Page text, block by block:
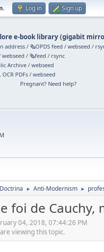
. Log in Sign up
e-book library(gigabit
address /🗞️OPDS feed /webseed /
webseed /🗞️feed / rsync
Archive /webseed
OCR PDFs /webseed
Pregnant? Need help?
► Anti-Modernism ►
foi de
04, 2018, 07:44:26 PM
viewing this topic.